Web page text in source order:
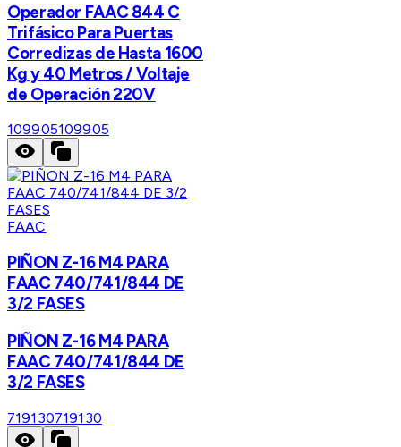
Operador FAAC 844 C
Trifásico Para Puertas
Corredizas de Hasta 1600
Kg y 40 Metros / Voltaje
de Operación 220V
109905109905
FAAC
PIÑON Z-16 M4 PARA
FAAC 740/741/844 DE
3/2 FASES
PIÑON Z-16 M4 PARA
FAAC 740/741/844 DE
3/2 FASES
719130719130